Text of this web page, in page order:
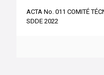
ACTA No. 011 COMITÉ
SDDE 2022